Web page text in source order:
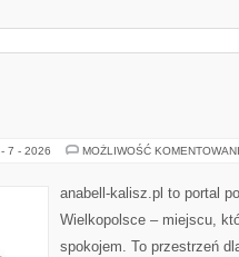
7 - 2026 MOŻLIWOŚĆ
anabell-kalisz.pl to portal
Wielkopolsce – miejscu,
spokojem. To przestrzeń